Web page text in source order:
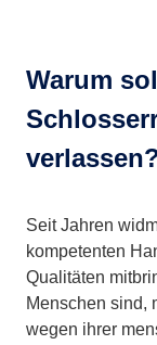
Warum
Seit Jahren
kompetenten
Qualitäten
Menschen sind,
wegen ihrer